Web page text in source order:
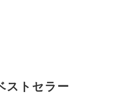
ストセラー